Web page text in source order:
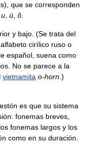
que se corresponden
u ü õ
y bajo. (Se trata del
cirílico ruso o
español, suena como
No se parece a la
vietnamita o-horn .)
es que su sistema
fonemas breves,
fonemas largos y los
como en su duración.